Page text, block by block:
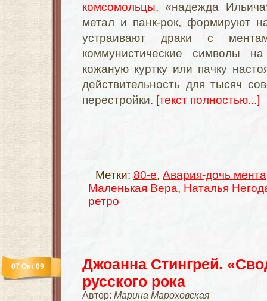
комсомольцы, «надежда
метал и панк-рок, формируют
устраивают драки с
коммунистические символы
кожаную куртку или пачку
действительность для тысяч
перестройки. [текст полностью...]
Метки: 80-е, Авария-дочь мента
Маленькая Вера, Наталья
ретро
Джоанна Стингрей.
русского рока
Автор: Марина Мароховская
07 Окт 09